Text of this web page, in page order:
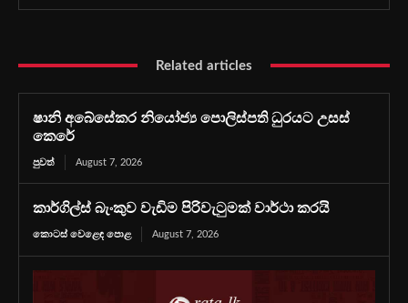
Related articles
ෂානි අබේසේකර නියෝජ්‍ය පොලිස්පති ධුරයට උසස්
කෙරේ
පුවත් August 7, 2026
කාර්ගිල්ස් බැංකුව වැඩිම පිරිවැටුමක් වාර්ථා කරයි
කොටස් වෙළෙඳ පොළ August 7, 2026